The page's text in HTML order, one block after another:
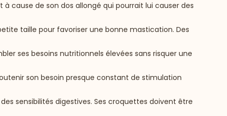
cause de son dos allongé qui pourrait lui causer des
taille pour favoriser une bonne mastication. Des
ses besoins nutritionnels élevées sans risquer une
son besoin presque constant de stimulation
sensibilités digestives. Ses croquettes doivent être